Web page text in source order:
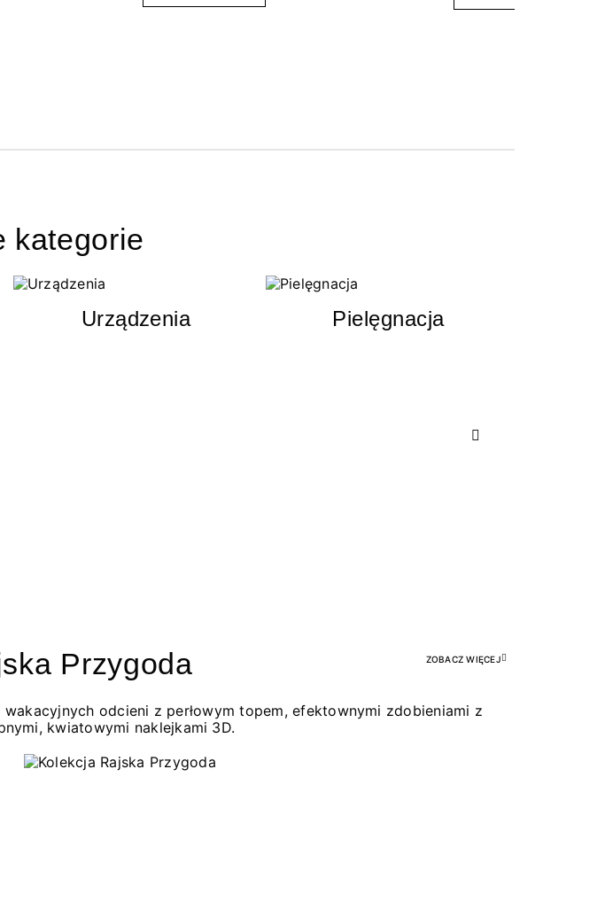
kategorie
Urządzenia Pielęgnacja
Przygoda ZOBACZ WIĘCEJ
odcieni z perłowym topem, efektownymi zdobieniami z
kwiatowymi naklejkami 3D.